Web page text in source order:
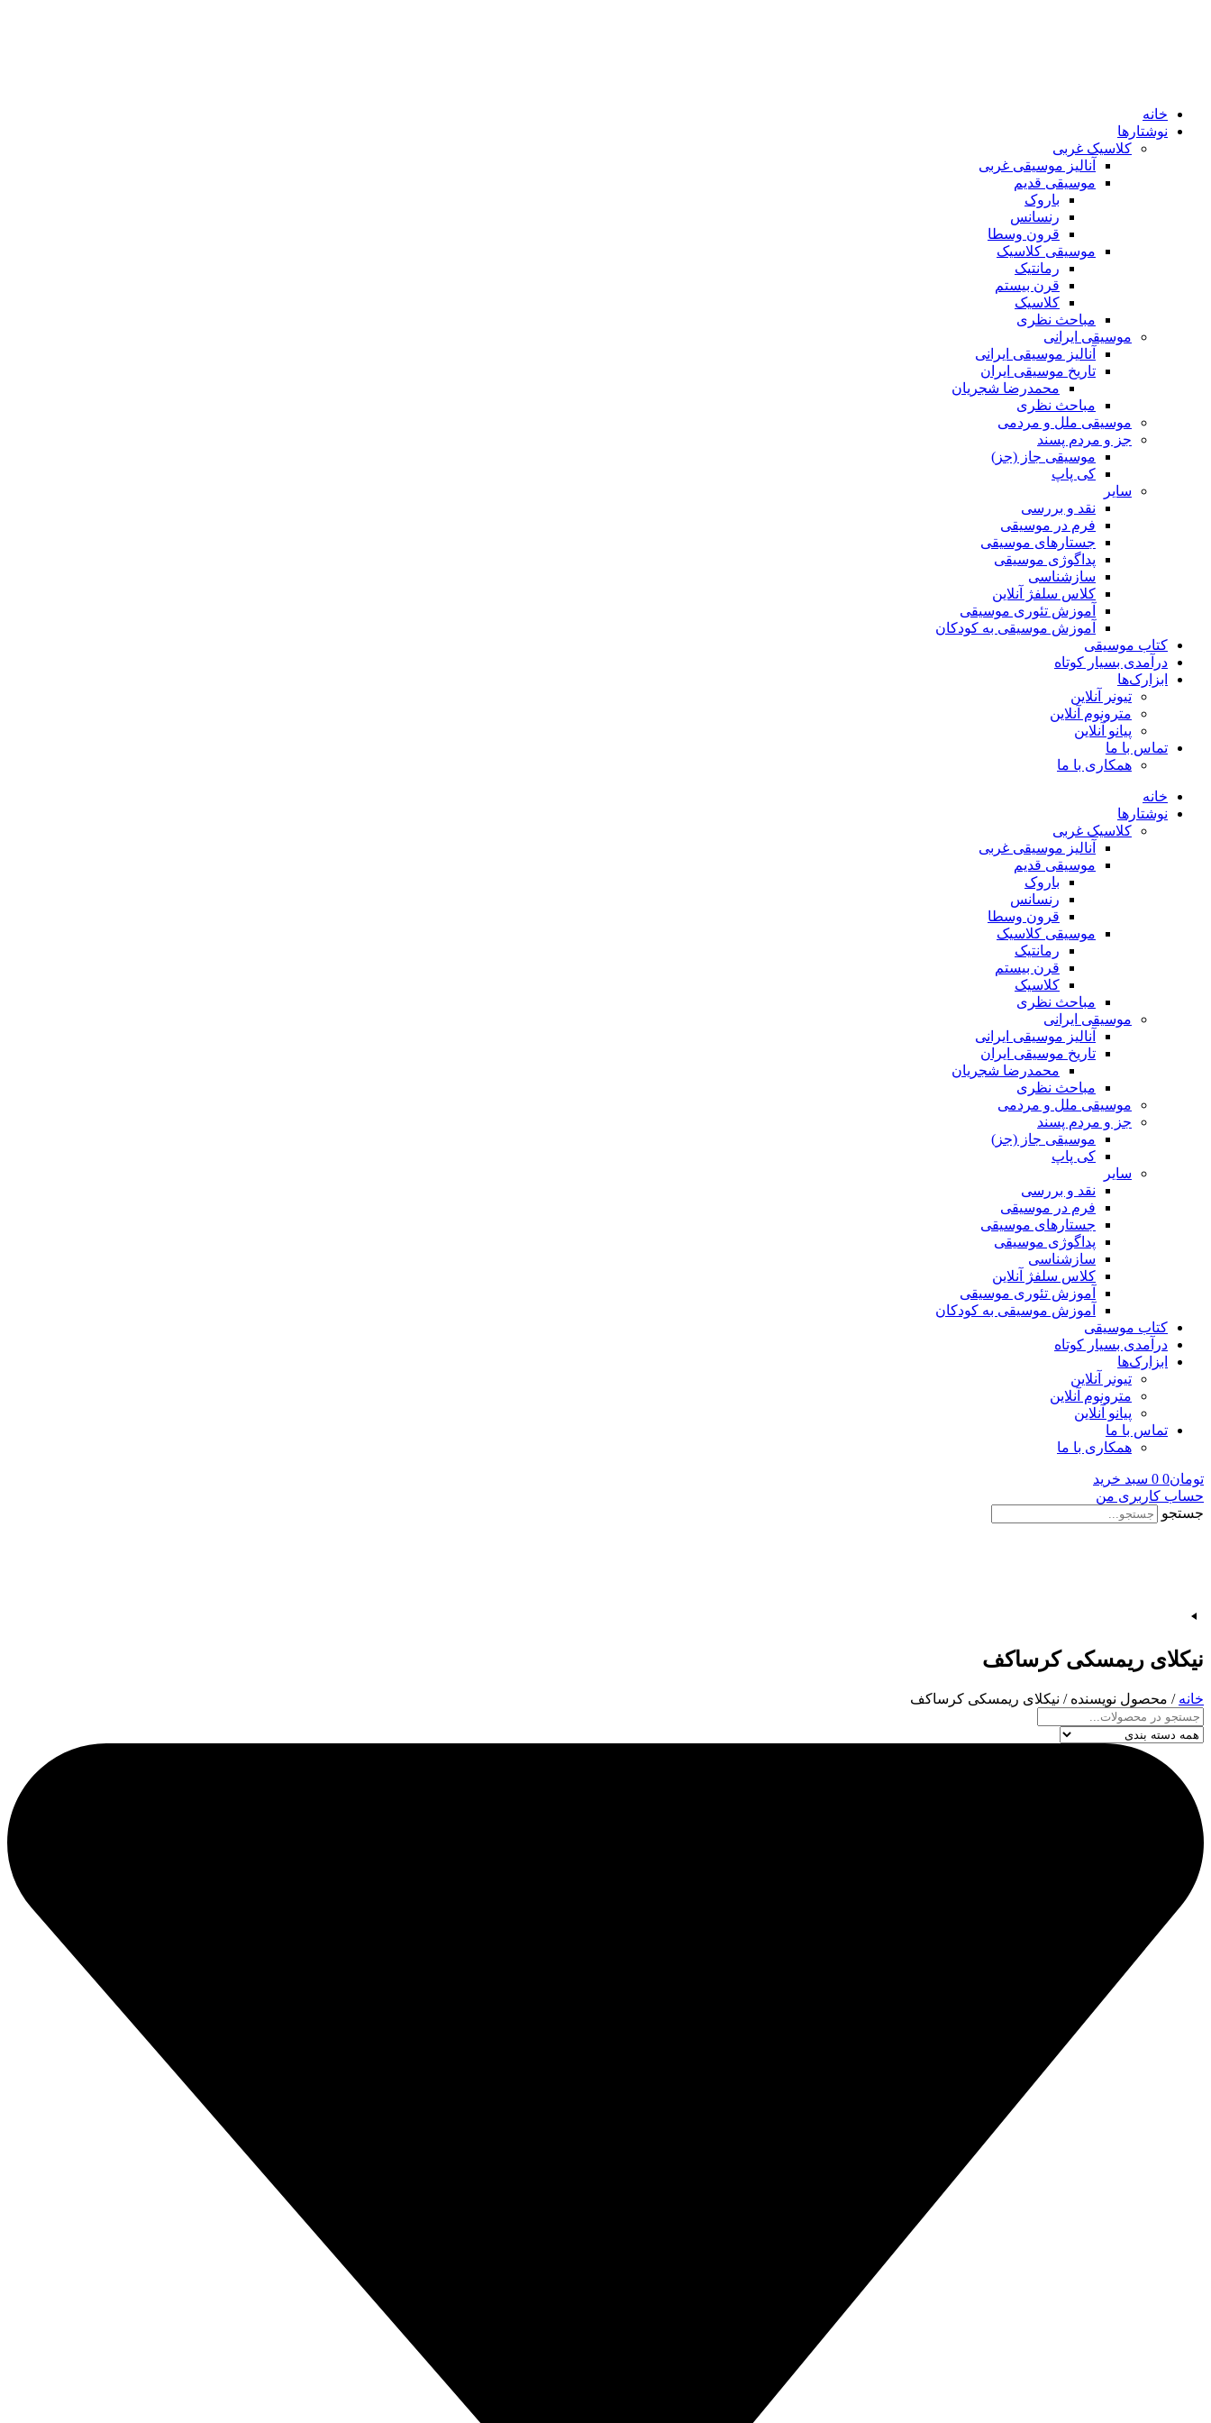
خانه
نوشتارها
کلاسیک غربی
آنالیز موسیقی غربی
موسیقی قدیم
باروک
رنسانس
قرون وسطا
موسیقی کلاسیک
رمانتیک
قرن بیستم
کلاسیک
مباحث نظری
موسیقی ایرانی
آنالیز موسیقی ایرانی
تاریخ موسیقی ایران
محمدرضا شجریان
مباحث نظری
موسیقی ملل و مردمی
جز و مردم پسند
موسیقی جاز (جز)
کی پاپ
سایر
نقد‌ و بررسی
فرم در موسیقی
جستارهای موسیقی
پداگوژی موسیقی
سازشناسی
کلاس سلفژ آنلاین
آموزش تئوری موسیقی
آموزش موسیقی به کودکان
کتاب موسیقی
درآمدی بسیار کوتاه
ابزارک‌ها
تیونر آنلاین
مترونوم آنلاین
پیانو آنلاین
تماس با ما
همکاری با ما
خانه
نوشتارها
کلاسیک غربی
آنالیز موسیقی غربی
موسیقی قدیم
باروک
رنسانس
قرون وسطا
موسیقی کلاسیک
رمانتیک
قرن بیستم
کلاسیک
مباحث نظری
موسیقی ایرانی
آنالیز موسیقی ایرانی
تاریخ موسیقی ایران
محمدرضا شجریان
مباحث نظری
موسیقی ملل و مردمی
جز و مردم پسند
موسیقی جاز (جز)
کی پاپ
سایر
نقد‌ و بررسی
فرم در موسیقی
جستارهای موسیقی
پداگوژی موسیقی
سازشناسی
کلاس سلفژ آنلاین
آموزش تئوری موسیقی
آموزش موسیقی به کودکان
کتاب موسیقی
درآمدی بسیار کوتاه
ابزارک‌ها
تیونر آنلاین
مترونوم آنلاین
پیانو آنلاین
تماس با ما
همکاری با ما
تومان0
0 سبد خرید
حساب کاربری من
جستجو
نیکلای ریمسکی کرساکف
خانه / محصول نویسنده / نیکلای ریمسکی کرساکف
جستجو
...